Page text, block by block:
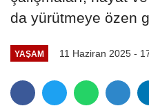
da yürütmeye özen
YAŞAM 11 Haziran 2025 -